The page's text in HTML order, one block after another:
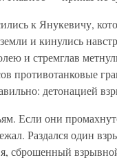
к Янукевичу,
и кинулись
и стремглав
противотанковые
детонацией
Если они
Раздался один
сброшенный